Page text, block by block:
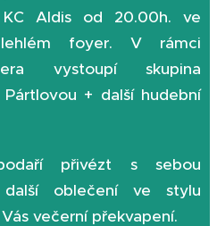
Aldis od 20.00h. ve
foyer. V rámci
vystoupí skupina
+ další hudební
přivézt s sebou
oblečení ve stylu
večerní překvapení.